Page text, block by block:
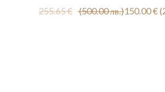
255.65€ (500.00 лв.)Original
150.00€
Текущата